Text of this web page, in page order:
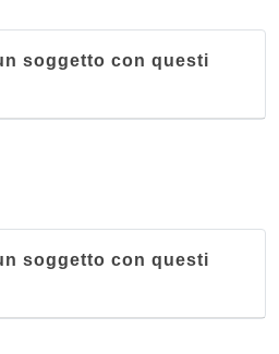
soggetto con questi
soggetto con questi